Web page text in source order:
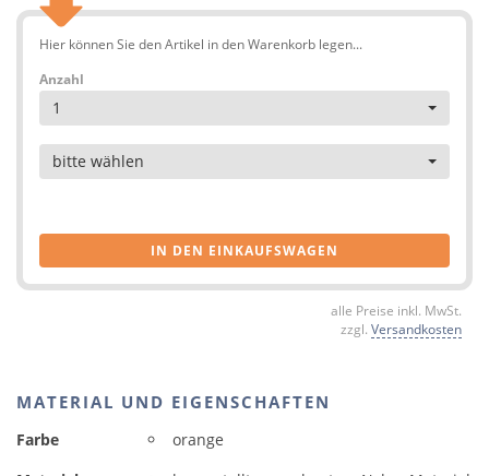
Hier können Sie den Artikel in den Warenkorb legen...
Anzahl
1
Artikel
bitte wählen
IN DEN EINKAUFSWAGEN
alle Preise inkl. MwSt.
zzgl. Versandkosten
MATERIAL UND EIGENSCHAFTEN
Farbe
orange